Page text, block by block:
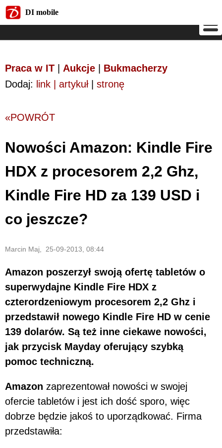
DI mobile
Praca w IT Aukcje
Bukmacherzy
Dodaj: link | artykuł| stronę
«POWRÓT
Nowości Amazon: Kindle Fire
HDX z procesorem 2,2 Ghz,
Kindle Fire HD za 139 USD i
co jeszcze?
Marcin Maj, 25-09-2013, 08:44
Amazon poszerzył swoją ofertę tabletów o
superwydajne Kindle Fire HDX z
czterordzeniowym procesorem 2,2 Ghz i
przedstawił nowego Kindle Fire HD w cenie
139 dolarów. Są też inne ciekawe nowości,
jak przycisk Mayday oferujący szybką
pomoc techniczną.
Amazon zaprezentował nowości w swojej
ofercie tabletów i jest ich dość sporo, więc
dobrze będzie jakoś to uporządkować. Firma
przedstawiła:
DI mobile